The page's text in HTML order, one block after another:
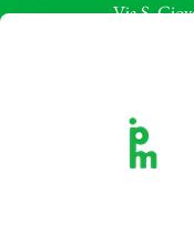
Via S.
Tel: +39
Teatro
Via S.